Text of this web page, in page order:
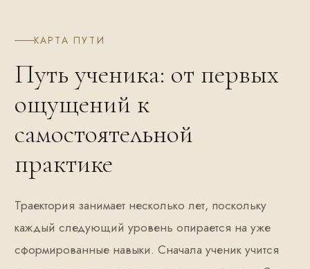
КАРТА ПУТИ
Путь ученика: от первых
ощущений к
самостоятельной
практике
Траектория занимает несколько лет, поскольку
каждый следующий уровень опирается на уже
сформированные навыки. Сначала ученик учится